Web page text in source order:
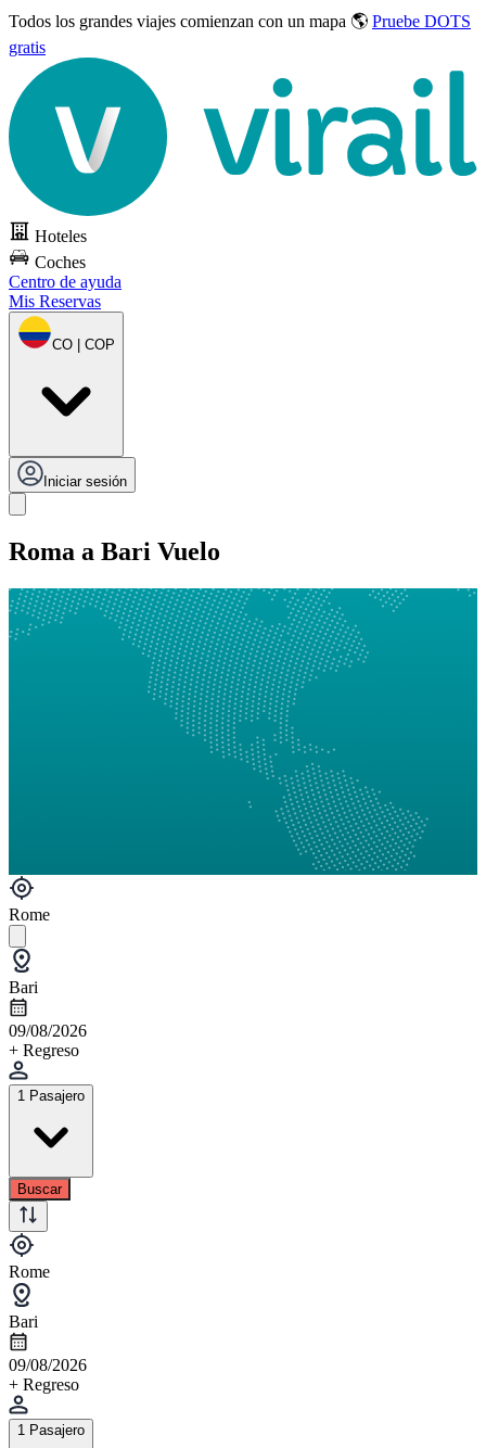
Todos los grandes viajes comienzan con un mapa 🌎 Pruebe DOTS
gratis
Hoteles
Coches
Centro de ayuda
Mis Reservas
CO | COP
Iniciar sesión
Roma a Bari Vuelo
Rome
Bari
09/08/2026
+ Regreso
1 Pasajero
Buscar
Rome
Bari
09/08/2026
+ Regreso
1 Pasajero